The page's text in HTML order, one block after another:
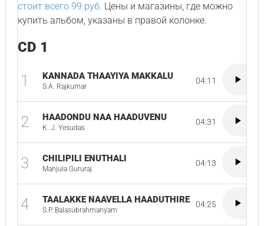
стоит всего 99 руб. Цены и магазины, где можно
купить альбом, указаны в правой колонке.
CD 1
1 KANNADA THAAYIYA MAKKALU
S.A. Rajkumar
04:11
2 HAADONDU NAA HAADUVENU
K. J. Yesudas
04:31
3 CHILIPILI ENUTHALI
Manjula Gururaj
04:13
4 TAALAKKE NAAVELLA HAADUTHIRE
S.P. Balasubrahmanyam
04:25